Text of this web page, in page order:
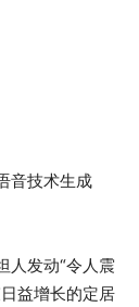
音技术生成
人发动“令人震
益增长的定居